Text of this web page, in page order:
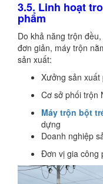
3.5. Linh hoạt
phẩm
Do khả năng trộn
đơn giản, máy trộn
sản xuất:
Xưởng sản
Cơ sở phối trộn
Máy trộn bột
dựng
Doanh nghiệp
Đơn vị gia công